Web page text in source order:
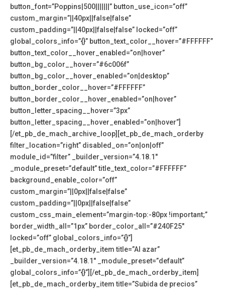
button_font=”Poppins|500|||||||” button_use_icon=”off”
custom_margin=”||40px||false|false”
custom_padding=”||40px||false|false” locked=”off”
global_colors_info=”{}” button_text_color__hover=”#FFFFFF”
button_text_color__hover_enabled=”on|hover”
button_bg_color__hover=”#6c006f”
button_bg_color__hover_enabled=”on|desktop”
button_border_color__hover=”#FFFFFF”
button_border_color__hover_enabled=”on|hover”
button_letter_spacing__hover=”3px”
button_letter_spacing__hover_enabled=”on|hover”]
[/et_pb_de_mach_archive_loop][et_pb_de_mach_orderby
filter_location=”right” disabled_on=”on|on|off”
module_id=”filter” _builder_version=”4.18.1″
_module_preset=”default” title_text_color=”#FFFFFF”
background_enable_color=”off”
custom_margin=”||0px||false|false”
custom_padding=”||0px||false|false”
custom_css_main_element=”margin-top:-80px !important;”
border_width_all=”1px” border_color_all=”#240F25″
locked=”off” global_colors_info=”{}”]
[et_pb_de_mach_orderby_item title=”Al azar”
_builder_version=”4.18.1″ _module_preset=”default”
global_colors_info=”{}”][/et_pb_de_mach_orderby_item]
[et_pb_de_mach_orderby_item title=”Subida de precios”